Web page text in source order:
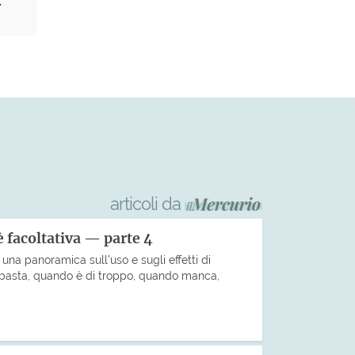
articoli da
facoltativa — parte 4
panoramica sull’uso e sugli effetti di
quando è di troppo, quando manca,